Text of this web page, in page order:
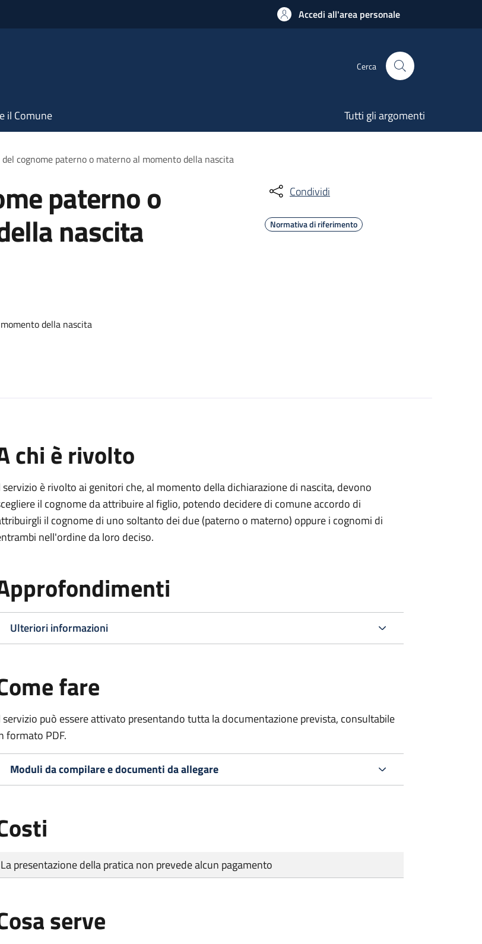
Accedi all'area personale
Cerca
il Comune Tutti gli argomenti
cognome paterno o materno al momento della nascita
paterno o
nascita
della nascita
Condividi
Normativa di riferimento
chi è rivolto
servizio è rivolto ai genitori che, al momento della dichiarazione di nascita, devono
il cognome da attribuire al figlio, potendo decidere di comune accordo di
il cognome di uno soltanto dei due (paterno o materno) oppure i cognomi di
nell'ordine da loro deciso.
Ulteriori informazioni
fare
servizio può essere attivato presentando tutta la documentazione prevista, consultabile
formato PDF.
Moduli da compilare e documenti da allegare
Tipo di pagamento
Importo
La presentazione della pratica non prevede alcun pagamento
serve